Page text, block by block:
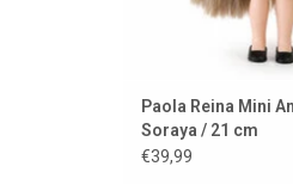
Paola Reina Mini
Soraya / 21 cm
€39,99